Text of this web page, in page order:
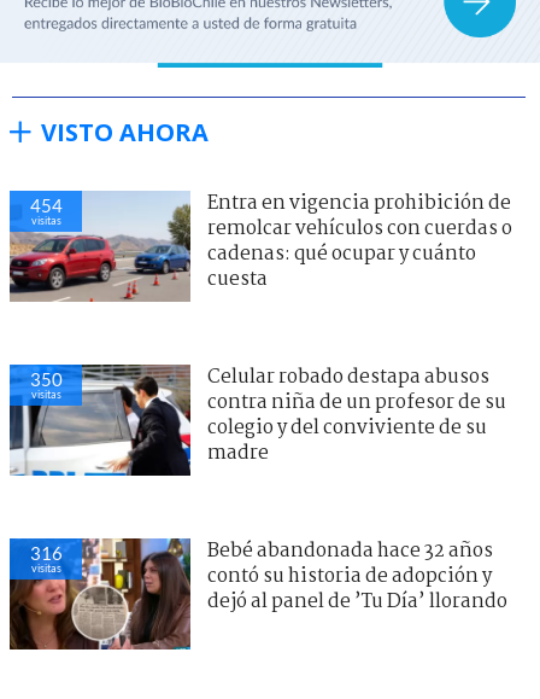
VISTO AHORA
454
visitas
Entra en vigencia prohibición de
remolcar vehículos con cuerdas o
cadenas: qué ocupar y cuánto
cuesta
350
visitas
Celular robado destapa abusos
contra niña de un profesor de su
colegio y del conviviente de su
madre
316
visitas
Bebé abandonada hace 32 años
contó su historia de adopción y
dejó al panel de ’Tu Día’ llorando